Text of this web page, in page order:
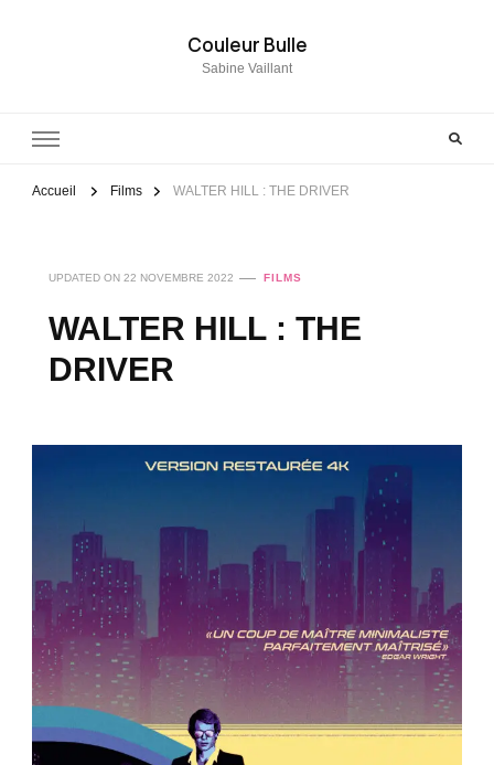
Couleur Bulle
Sabine Vaillant
Accueil Films WALTER HILL : THE DRIVER
UPDATED ON 22 NOVEMBRE 2022 FILMS
WALTER HILL : THE
DRIVER